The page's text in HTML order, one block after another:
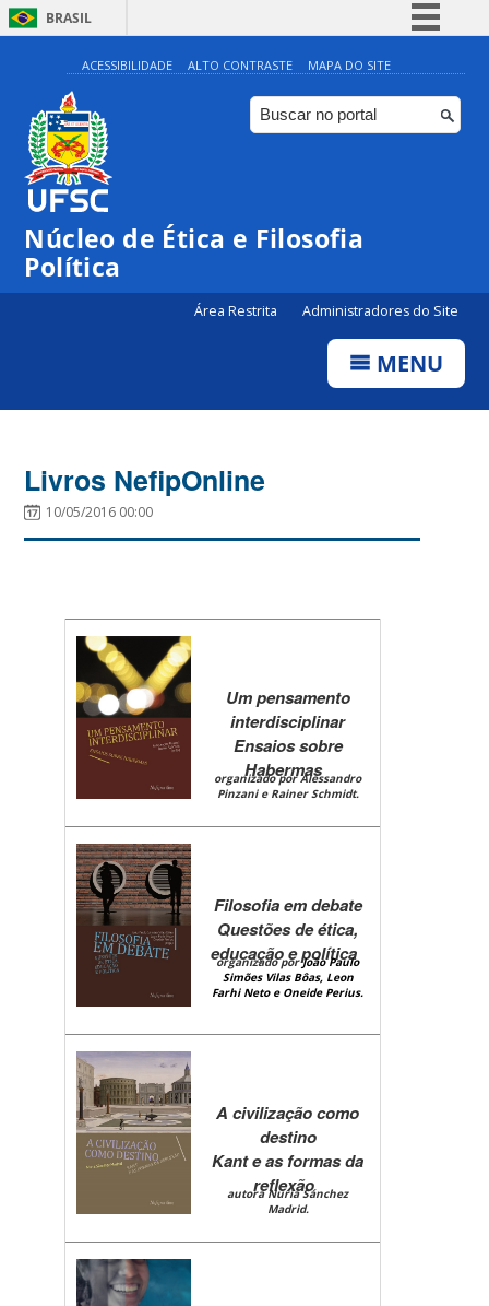
BRASIL
Simplifique!
Comunica BR
Participe
Canais
ACESSIBILIDADE ALTO CONTRASTE MAPA DO SITE
Núcleo de Ética e Filosofia
Política
Área Restrita Administradores do Site
MENU
Livros NefipOnline
10/05/2016 00:00
Um pensamento
interdisciplinar
Ensaios sobre
Habermas
organizado por Alessandro
Pinzani e Rainer Schmidt.
Filosofia em debate
Questões de ética,
educação e política
organizado porJoão Paulo
Simões Vilas Bôas, Leon
Farhi Neto e Oneide Perius.
A civilização como
destino
Kant e as formas da
reflexão
autora Nuria Sánchez
Madrid.